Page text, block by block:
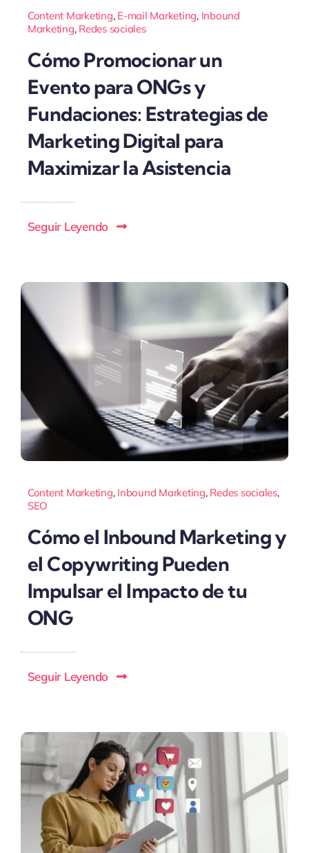
Content Marketing, E-mail Marketing, Inbound
Marketing, Redes sociales
Cómo Promocionar un
Evento para ONGs y
Fundaciones: Estrategias de
Marketing Digital para
Maximizar la Asistencia
Seguir Leyendo
Content Marketing, Inbound Marketing, Redes sociales,
SEO
Cómo el Inbound Marketing y
el Copywriting Pueden
Impulsar el Impacto de tu
ONG
Seguir Leyendo